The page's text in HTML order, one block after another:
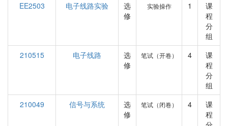
EE2503
电子线路实验
选
修
实验操作 1
课
程
分
组
210515
电子线路
选
修
笔试（开卷） 4
课
程
分
组
210049
信号与系统
选
修
笔试（闭卷） 4
课
程